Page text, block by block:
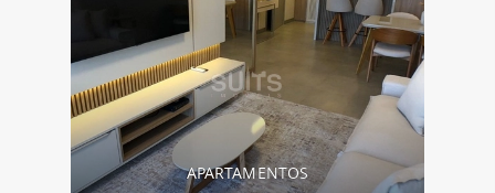
APARTAMENTOS